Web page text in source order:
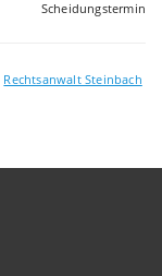
Scheidungstermin
Rechtsanwalt Steinbach